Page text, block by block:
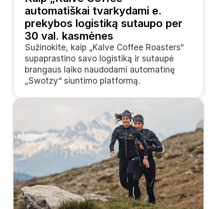
automatiškai tvarkydami e.
prekybos logistiką sutaupo per
30 val. kasmėnes
Sužinokite, kaip „Kalve Coffee Roasters“
supaprastino savo logistiką ir sutaupė
brangaus laiko naudodami automatinę
„Swotzy“ siuntimo platformą.